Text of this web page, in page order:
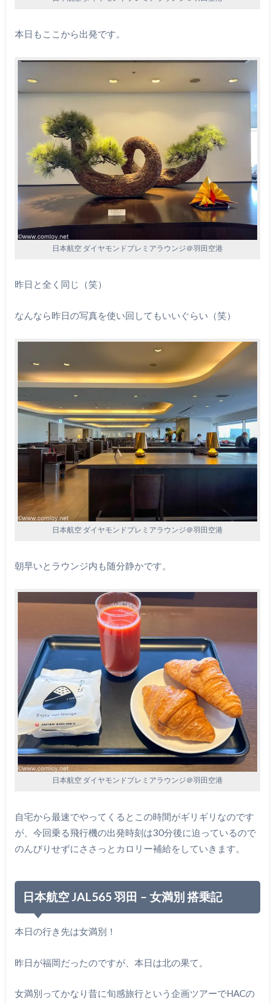
本日もここから出発です。
日本航空 ダイヤモンドプレミアラウンジ＠羽田空港
昨日と全く同じ（笑）
なんなら昨日の写真を使い回してもいいぐらい（笑）
日本航空 ダイヤモンドプレミアラウンジ＠羽田空港
朝早いとラウンジ内も随分静かです。
日本航空 ダイヤモンドプレミアラウンジ＠羽田空港
自宅から最速でやってくるとこの時間がギリギリなのです
が、今回乗る飛行機の出発時刻は30分後に迫っているので
のんびりせずにささっとカロリー補給をしていきます。
日本航空 JAL565 羽田 – 女満別 搭乗記
本日の行き先は女満別！
昨日が福岡だったのですが、本日は北の果て。
女満別ってかなり昔に旬感旅行という企画ツアーでHACの